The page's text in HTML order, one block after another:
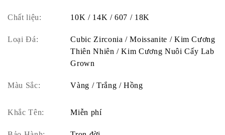
Chất liệu: 10K / 14K / 607 / 18K
Loại Đá:
Cubic Zirconia / Moissanite / Kim Cương
Thiên Nhiên / Kim Cương Nuôi Cấy Lab
Grown
Màu Sắc: Vàng / Trắng / Hồng
Khắc Tên: Miễn phí